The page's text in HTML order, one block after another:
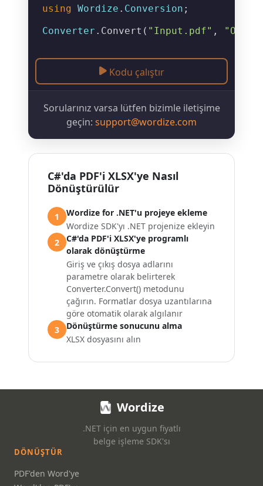
using Wordize . Conversion ;
Converter . Convert ( "Input.pdf" ,
Kodu çalıştır
Sorularınız varsa lütfen bizimle iletişime
geçin: support@wordize.com
C#'da PDF'i XLSX'ye Nasıl
Dönüştürülür
1
Wordize for .NET'u projeye ekleme
Wordize SDK'yı .NET projenize ekleyin
2
C#'da PDF'i XLSX'ye programlı
olarak dönüştürme
Giriş ve çıkış dosya adlarını
parametre olarak belirterek
Converter.Convert() metodunu
çağırın. Formatlar dosya uzantılarına
göre otomatik olarak algılanır
3
Dönüştürme sonucunu alma
XLSX dosyasını alın
Wordize
.NET için en uygun fiyatlı
belge işleme SDK'sı
DÖNÜŞTÜR
PDF'den Word'ye